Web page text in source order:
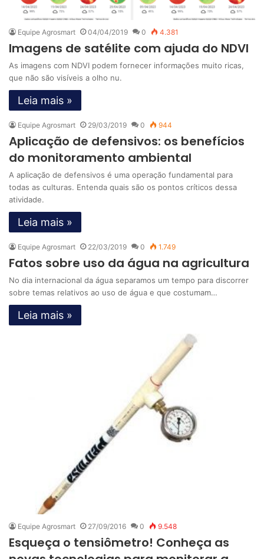
Equipe Agrosmart 04/04/2019 0 4.381
Imagens de satélite com ajuda do NDVI
As imagens com NDVI podem fornecer informações muito ricas,
que não são visíveis a olho nu.
Leia mais »
Equipe Agrosmart 29/03/2019 0 944
Aplicação de defensivos: os benefícios
do monitoramento ambiental
A aplicação de defensivos é uma operação fundamental para
todas as culturas. Entenda quais são os pontos críticos dessa
atividade.
Leia mais »
Equipe Agrosmart 22/03/2019 0 1.749
Fatos sobre uso da água na agricultura
No dia internacional da água separamos um tempo para discorrer
sobre temas relativos ao uso de água e que costumam…
Leia mais »
Equipe Agrosmart 27/09/2016 0 9.548
Esqueça o tensiômetro! Conheça as